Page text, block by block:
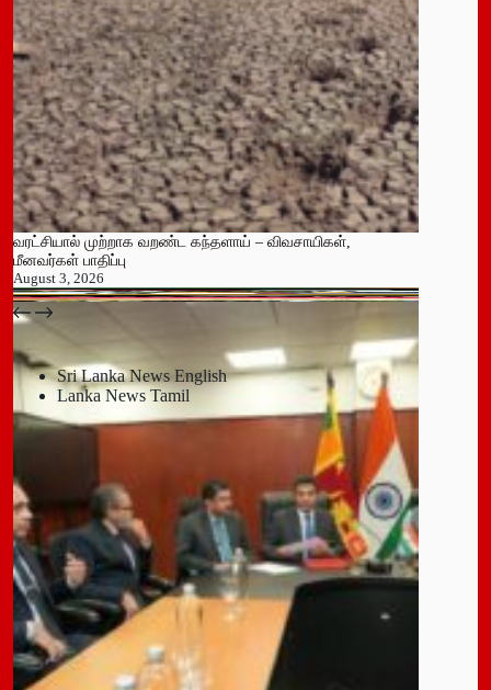
வரட்சியால் முற்றாக வறண்ட கந்தளாய் – விவசாயிகள்,
மீனவர்கள் பாதிப்பு
August 3, 2026
பதுளை மாநகர சபையின் NPP உறுப்பினர் திடீர் ராஜினாமா!
July 14, 2026
Sri Lanka News English
Lanka News Tamil
Leave a Reply
You must be
logged into post a comment.